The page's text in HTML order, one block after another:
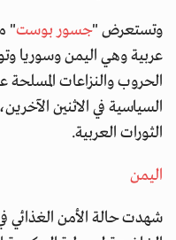
وتستعرض "جسور بوست"
عربية وهي اليمن وسوريا
الحروب والنزاعات المسلحة
الثورات العربية.
اليمن
شهدت حالة الأمن الغذائي